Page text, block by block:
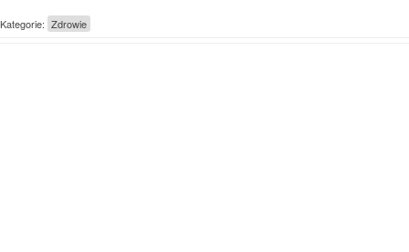
Kategorie: Zdrowie